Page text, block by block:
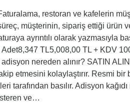
restoran ve kafelerin
müşterinin, sipariş ettiği ürün
ayrıntılı olarak yazmasıyla
TL5,008,00 TL + KDV
nereden alınır? SATIN
etmesini kolaylaştırır. Resmi
tarafından basılır. Adisyon
ve…